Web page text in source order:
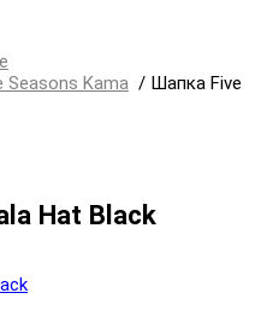
Seasons Kama / Шапка Five
Hat Black